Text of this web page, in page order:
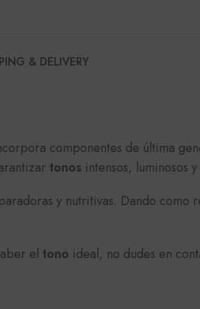
& DELIVERY
componentes de última
tonos intensos, luminosos
y nutritivas. Dando como
el tono ideal, no dudes en